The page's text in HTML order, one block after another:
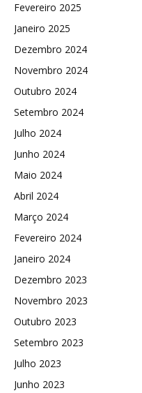
Fevereiro 2025
Janeiro 2025
Dezembro 2024
Novembro 2024
Outubro 2024
Setembro 2024
Julho 2024
Junho 2024
Maio 2024
Abril 2024
Março 2024
Fevereiro 2024
Janeiro 2024
Dezembro 2023
Novembro 2023
Outubro 2023
Setembro 2023
Julho 2023
Junho 2023